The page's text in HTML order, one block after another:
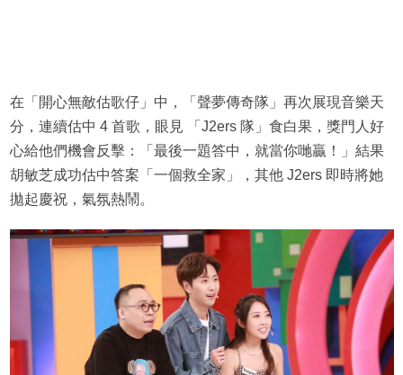
在「開心無敵估歌仔」中，「聲夢傳奇隊」再次展現音樂天
分，連續估中 4 首歌，眼見 「J2ers 隊」食白果，獎門人好
心給他們機會反擊：「最後一題答中，就當你哋贏！」結果
胡敏芝成功估中答案「一個救全家」，其他 J2ers 即時將她
拋起慶祝，氣氛熱鬧。